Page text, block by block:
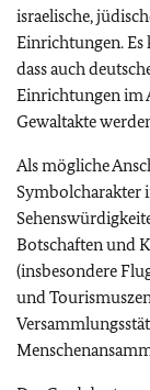
israelische,
Einrichtungen. Es
dass auch
Einrichtungen im
Gewaltakte
Als mögliche
Symbolcharakter
Botschaften und
(insbesondere
und